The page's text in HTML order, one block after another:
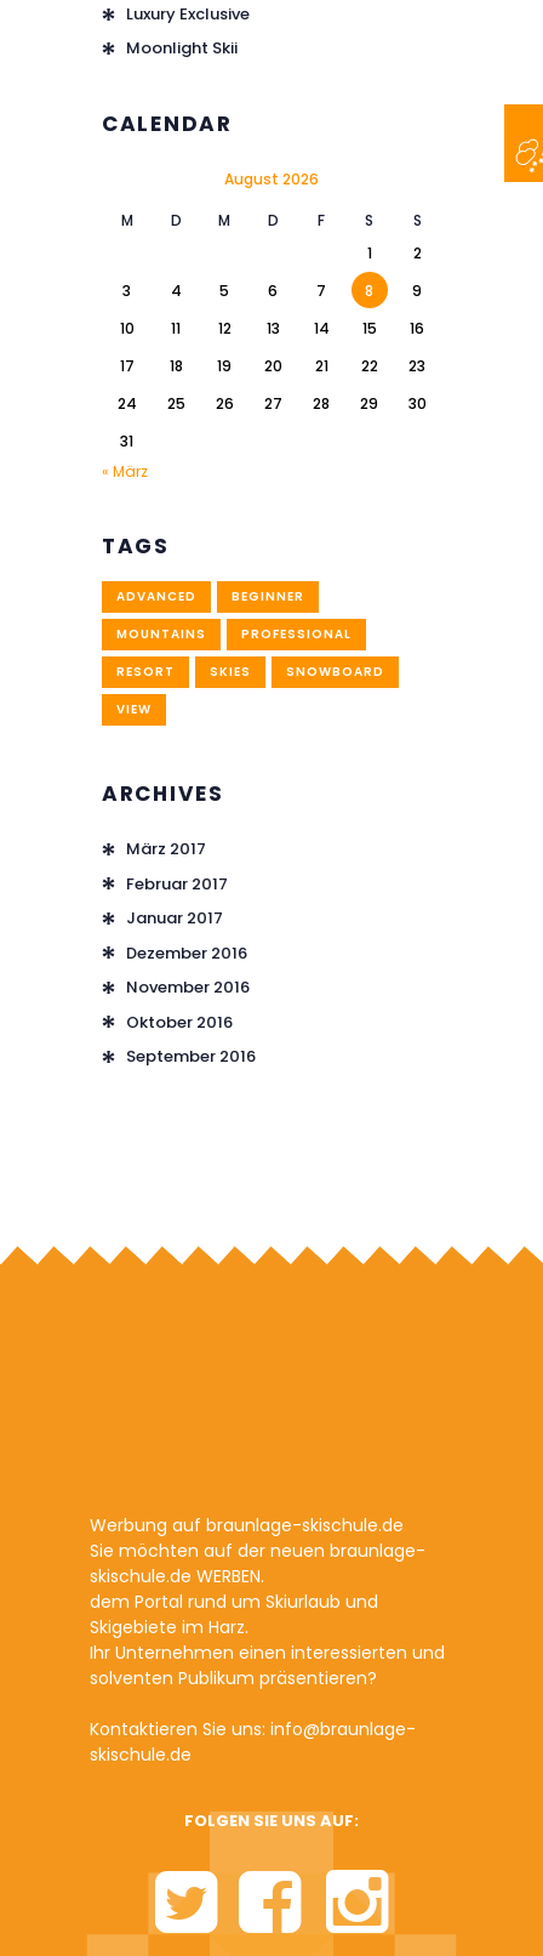
Luxury Exclusive
Moonlight Skii
CALENDAR
August 2026
M D M D F S
S
1
2
3
4 5 6 7 8
9
10
11 12 13 14 15
16
17
18 19 20 21 22
23
24
25 26 27 28 29
30
31
« März
TAGS
ADVANCED BEGINNER
MOUNTAINS PROFESSIONAL
RESORT SKIES SNOWBOARD
VIEW
ARCHIVES
März 2017
Februar 2017
Januar 2017
Dezember 2016
November 2016
Oktober 2016
September 2016
Werbung auf braunlage-skischule.de
Sie möchten auf der neuen braunlage-
skischule.de WERBEN.
dem Portal rund um Skiurlaub und
Skigebiete im Harz.
Ihr Unternehmen einen interessierten und
solventen Publikum präsentieren?
Kontaktieren Sie uns: info@braunlage-
skischule.de
FOLGEN SIE UNS AUF: